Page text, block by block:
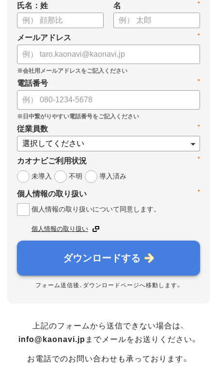
氏名：姓 *
名
*
メールアドレス
*
電話番号
*
従業員数
*
カオナビご利用状況
未導入
不明 導入済み
*
個人情報の取り扱い
個人情報の取り扱いについて同意します。
個人情報の取り扱い
ダウンロードする
フォーム送信後、ダウンロードページへ移動します。
上記のフォームから送信できない場合は、
info@kaonavi.jp までメールをお送りください。
お電話でのお問い合わせも承っております。